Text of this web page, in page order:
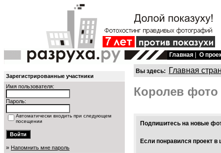
Главная О
Зарегистрированные участники
Имя пользователя:
Пароль:
Автоматически входить при следующем
посещении
» Напомнить мне пароль
Вы здесь: Главная
Королев фото
Подпишитесь на новые
Если понравился проект